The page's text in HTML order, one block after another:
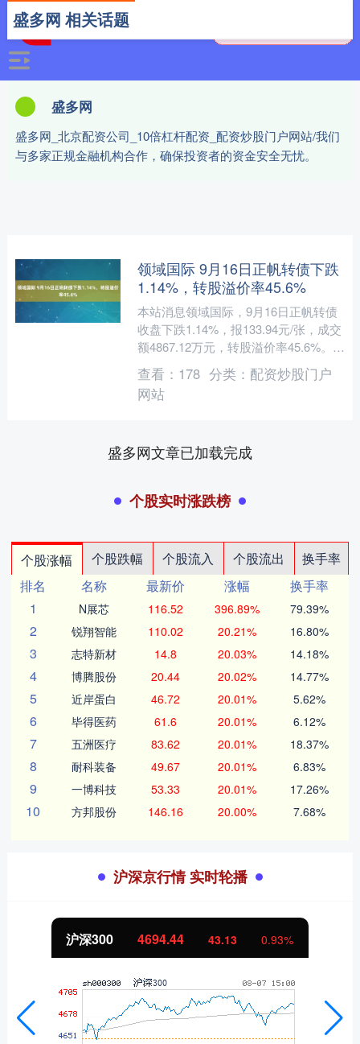
盛多网
盛多网_北京配资公司_10倍杠杆配资_配资炒股门户网站/我们
与多家正规金融机构合作，确保投资者的资金安全无忧。
盛多网 相关话题
领域国际 9月16日正帆转债下跌
1.14%，转股溢价率45.6%
本站消息领域国际，9月16日正帆转债
收盘下跌1.14%，报133.94元/张，成交
额4867.12万元，转股溢价率45.6%。
资料显示，正帆转债信用级别为“A....
查看： 178 分类： 配资炒股门户
网站
盛多网文章已加载完成
个股实时涨跌榜
个股涨幅 个股跌幅 个股流入 个股流出
换手率
排名
名称 最新价 涨幅
换手率
1
N展芯 116.52 396.89% 79.39%
2 锐翔智能 110.02 20.21% 16.80%
3 志特新材 14.8 20.03% 14.18%
4 博腾股份 20.44 20.02% 14.77%
5 近岸蛋白 46.72 20.01% 5.62%
6 毕得医药 61.6 20.01% 6.12%
7 五洲医疗 83.62 20.01% 18.37%
8 耐科装备 49.67 20.01% 6.83%
9 一博科技 53.33 20.01% 17.26%
10 方邦股份 146.16 20.00% 7.68%
沪深京行情 实时轮播
沪深300 4694.44 43.13 0.93%